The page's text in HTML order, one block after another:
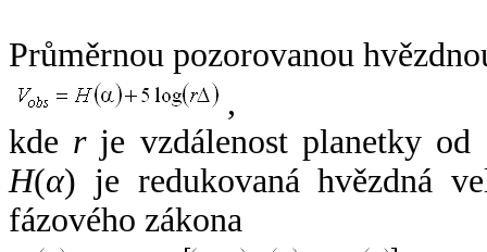
Průměrnou pozorovanou
,
kde rje vzdálenost planetky od
H(α) je redukovaná hvězdná
fázového zákona